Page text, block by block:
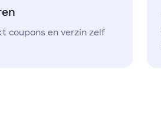
coupons en verzin zelf